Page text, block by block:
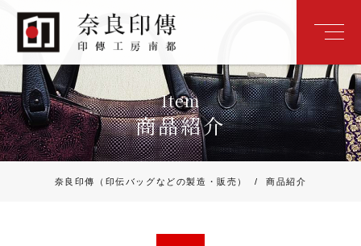
Item
商品紹介
奈良印傳（印伝バッグなどの製造・販売） / 商品紹介